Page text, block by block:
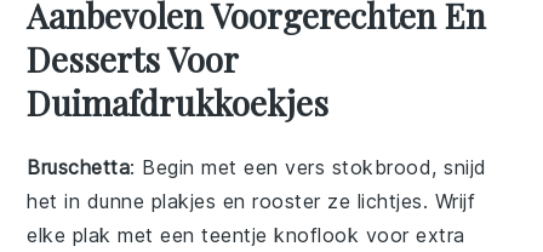
Aanbevolen Voorgerechten En
Desserts Voor
Duimafdrukkoekjes
Bruschetta: Begin met een vers stokbrood, snijd
het in dunne plakjes en rooster ze lichtjes. Wrijf
elke plak met een teentje knoflook voor extra